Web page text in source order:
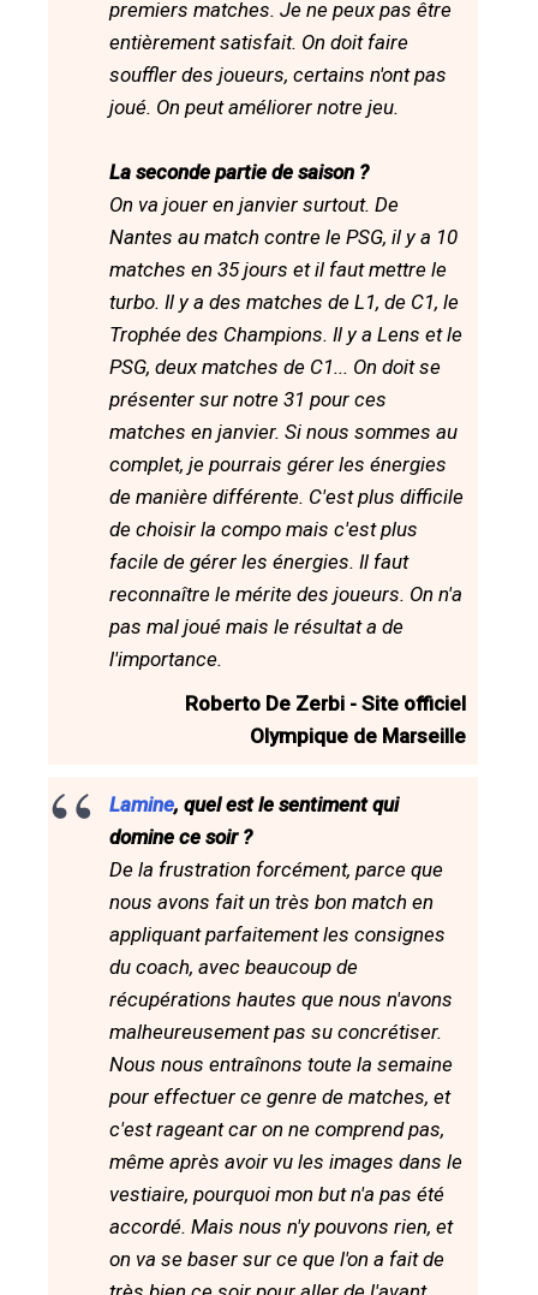
premiers matches. Je ne peux pas être
entièrement satisfait. On doit faire
souffler des joueurs, certains n'ont pas
joué. On peut améliorer notre jeu.
La seconde partie de saison ?
On va jouer en janvier surtout. De
Nantes au match contre le PSG, il y a 10
matches en 35 jours et il faut mettre le
turbo. Il y a des matches de L1, de C1, le
Trophée des Champions. Il y a Lens et le
PSG, deux matches de C1... On doit se
présenter sur notre 31 pour ces
matches en janvier. Si nous sommes au
complet, je pourrais gérer les énergies
de manière différente. C'est plus difficile
de choisir la compo mais c'est plus
facile de gérer les énergies. Il faut
reconnaître le mérite des joueurs. On n'a
pas mal joué mais le résultat a de
l'importance.
Roberto De Zerbi - Site officiel
Olympique de Marseille
Lamine, quel est le sentiment qui
domine ce soir ?
De la frustration forcément, parce que
nous avons fait un très bon match en
appliquant parfaitement les consignes
du coach, avec beaucoup de
récupérations hautes que nous n'avons
malheureusement pas su concrétiser.
Nous nous entraînons toute la semaine
pour effectuer ce genre de matches, et
c'est rageant car on ne comprend pas,
même après avoir vu les images dans le
vestiaire, pourquoi mon but n'a pas été
accordé. Mais nous n'y pouvons rien, et
on va se baser sur ce que l'on a fait de